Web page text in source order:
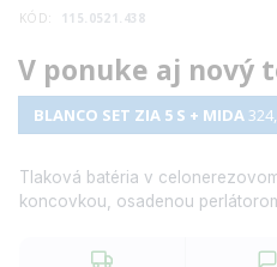
Tlaková batéria v
koncovkou, osadenou
KÓD: 115.0521.438
V ponuke aj nový
BLANCO SET ZIA 5 S + MIDA